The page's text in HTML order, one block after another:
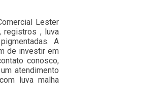
Lester
registros , luva
A
de investir em
conosco,
atendimento
luva malha